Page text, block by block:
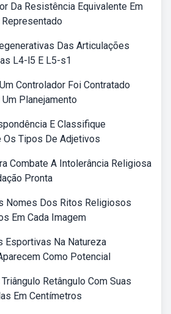
Da Resistência Equivalente Em
Das Articulações
L4-l5 E L5-s1
Controlador Foi Contratado
Um Planejamento
E Classifique
Os Tipos De Adjetivos
Combate A Intolerância Religiosa
Pronta
Nomes Dos Ritos Religiosos
Em Cada Imagem
Esportivas Na Natureza
Como Potencial
Retângulo Com Suas
Em Centímetros